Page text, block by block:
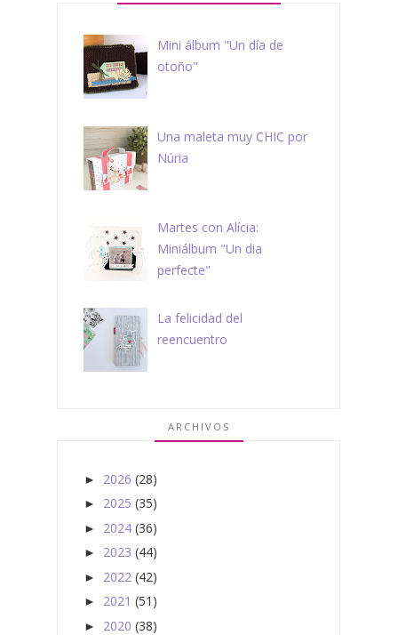
Mini álbum "Un día de
otoño"
Una maleta muy CHIC por
Núria
Martes con Alícia:
Miniálbum "Un dia
perfecte"
La felicidad del
reencuentro
ARCHIVOS
► 2026 (28)
► 2025 (35)
► 2024 (36)
► 2023 (44)
► 2022 (42)
► 2021 (51)
► 2020 (38)